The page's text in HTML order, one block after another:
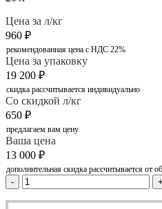
Цена за л/кг
960 ₽
рекомендованная цена с НДС 22%
Цена за упаковку
19 200 ₽
скидка рассчитывается индивидуально
Со скидкой л/кг
650 ₽
предлагаем вам цену
Ваша цена
13 000 ₽
дополнительная скидка рассчитывается от
- +